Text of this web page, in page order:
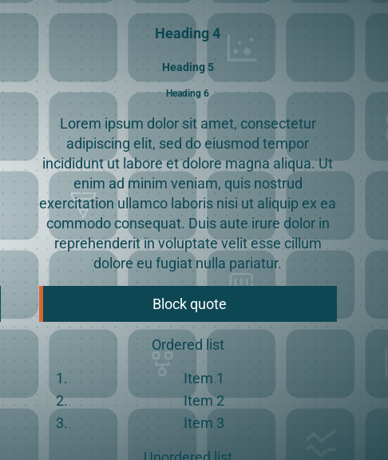
Heading 4
Heading 5
Heading 6
Lorem ipsum dolor sit amet, consectetur
adipiscing elit, sed do eiusmod tempor
incididunt ut labore et dolore magna aliqua. Ut
enim ad minim veniam, quis nostrud
exercitation ullamco laboris nisi ut aliquip ex ea
commodo consequat. Duis aute irure dolor in
reprehenderit in voluptate velit esse cillum
dolore eu fugiat nulla pariatur.
Block quote
Ordered list
Item 1
Item 2
Item 3